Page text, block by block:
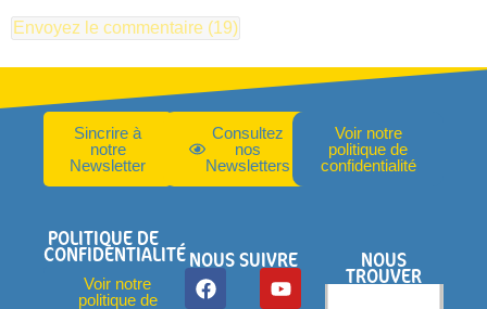
Sincrire à
notre
Newsletter
Consultez
nos
Newsletters
Voir notre
politique de
confidentialité
POLITIQUE DE
CONFIDENTIALITÉ
Voir notre
politique de
NOUS SUIVRE NOUS
TROUVER